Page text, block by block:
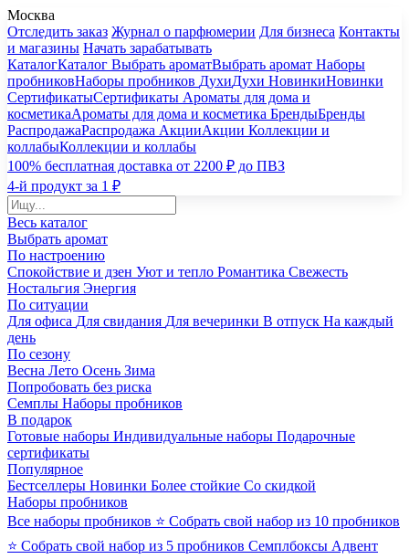
Москва
Отследить заказ Журнал о парфюмерии Для бизнеса Контакты
и магазины Начать зарабатывать
КаталогКаталог Выбрать ароматВыбрать аромат Наборы
пробниковНаборы пробников ДухиДухи НовинкиНовинки
СертификатыСертификаты Ароматы для дома и
косметикаАроматы для дома и косметика БрендыБренды
РаспродажаРаспродажа АкцииАкции Коллекции и
коллабыКоллекции и коллабы
100% бесплатная доставка от 2200 ₽ до ПВЗ
4-й продукт за 1 ₽
Весь каталог
Выбрать аромат
По настроению
Спокойствие и дзен Уют и тепло Романтика Свежесть
Ностальгия Энергия
По ситуации
Для офиса Для свидания Для вечеринки В отпуск На каждый
день
По сезону
Весна Лето Осень Зима
Попробовать без риска
Семплы Наборы пробников
В подарок
Готовые наборы Индивидуальные наборы Подарочные
сертификаты
Популярное
Бестселлеры Новинки Более стойкие Со скидкой
Наборы пробников
Все наборы пробников ⭐ Собрать свой набор из 10 пробников
⭐ Собрать свой набор из 5 пробников Семплбоксы Адвент